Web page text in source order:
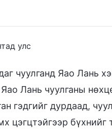
улс
чуулганд Яао Лань
Лань чуулганы
гэдгийг дурдаад,
цэгцтэйгээр бүхнийг